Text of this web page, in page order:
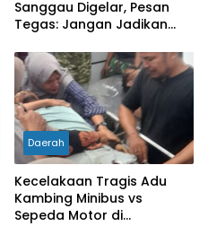
Sanggau Digelar, Pesan
Tegas: Jangan Jadikan
Kejar Jabatan
Daerah
Kecelakaan Tragis Adu
Kambing Minibus vs
Sepeda Motor di